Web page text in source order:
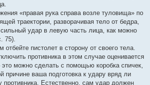
«правая рука справа возле туловища» по
траектории, разворачивая тело от бедра,
сильный удар в левую часть лица, как можно
75).
пистолет в сторону от своего тела.
противника в этом случае оценивается
это можно сделать с помощью коробка спичек,
причине ваша подготовка к удару вряд ли
противника. Естественно, сам удар должен